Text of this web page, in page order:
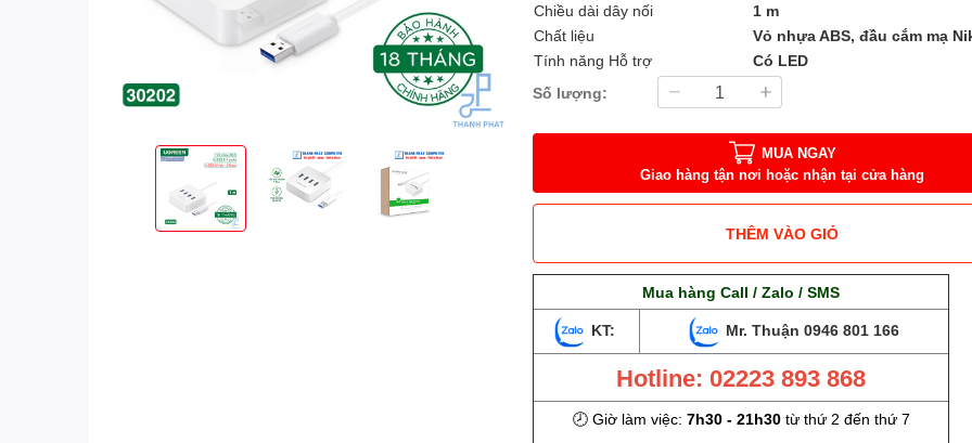
Chiều dài dây nối
1 m
Chất liệu
Vỏ nhựa ABS, đầu cắm mạ
Tính năng Hỗ trợ
Có LED
Số lượng:
MUA NGAY
Giao hàng tận nơi hoặc nhận tại cửa hàng
THÊM VÀO GIỎ
Mua hàng Call / Zalo / SMS
KT: Mr. Thuận0946 801 166
Hotline: 02223 893 868
🕗 Giờ làm việc: 7h30 - 21h30từ thứ 2 đến thứ 7